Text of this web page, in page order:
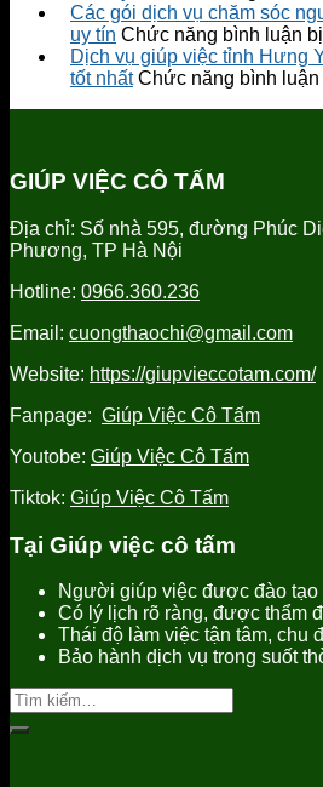
giúp
việc
tại
Hưng
Các gói dịch vụ chăm sóc
uy tín Chức năng bình luận
Dịch vụ giúp việc tỉnh Hưng
tốt nhất Chức năng bình luận
GIÚP VIỆC CÔ TẤM
Địa chỉ: Số nhà 595, đường Phúc
Phương, TP Hà Nội
Hotline: 0966.360.236
Email: cuongthaochi@gmail.com
Website: https://giupvieccotam.com/
Fanpage: Giúp Việc Cô Tấm
Youtobe: Giúp Việc Cô Tấm
Tiktok: Giúp Việc Cô Tấm
Tại Giúp việc cô tấm
Người giúp việc được đào tạo
Có lý lịch rõ ràng, được thẩm
Thái độ làm việc tận tâm, chu
Bảo hành dịch vụ trong suốt
Tìm
kiếm: